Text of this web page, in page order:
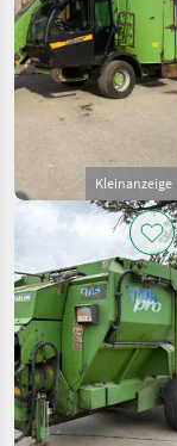
Kleinanzeige